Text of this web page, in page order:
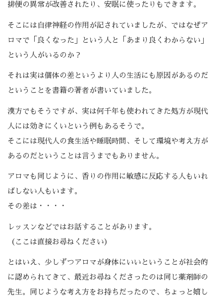
排便の異常が改善されたり、安眠に使ったりもできます。
そこには自律神経の作用が記されていましたが、ではなぜア
ロマで「良くなった」という人と「あまり良くわからない」
という人がいるのか？
それは実は個体の差というより人の生活にも原因があるのだ
ということを書籍の著者が書いていました。
漢方でもそうですが、実は何千年も使われてきた処方が現代
人には効きにくいという例もあるそうで。
そこには現代人の食生活や睡眠時間、そして環境や考え方が
あるのだということは言うまでもありません。
アロマも同じように、香りの作用に敏感に反応する人もいれ
ばしない人もいます。
その差は・・・・
レッスンなどではお話することがあります。
（ここは直接お尋ねください）
とはいえ、少しずつアロマが身体にいいということが社会的
に認められてきて、最近お尋ねくださったのは同じ薬剤師の
先生。同じような考え方をお持ちだったので、ちょっと嬉し